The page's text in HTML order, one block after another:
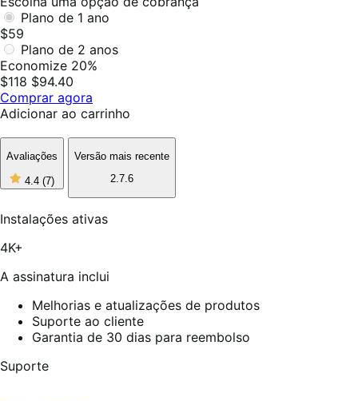
Plano de 1 ano
$59
Plano de 2 anos
Economize 20%
$118 $94.40
Comprar agora
Adicionar ao carrinho
Avaliações
4.4 (7)4
de
estrelas,
7
Versão mais recente
2.7.6
Instalações ativas
4K+
A assinatura inclui
Melhorias e atualizações de produtos
Suporte ao cliente
Garantia de 30 dias para reembolso
Suporte